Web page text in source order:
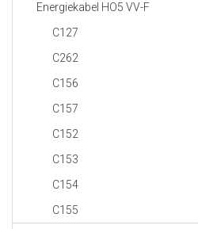
Energiekabel HO5 VV-F
C127
C262
C156
C157
C152
C153
C154
C155